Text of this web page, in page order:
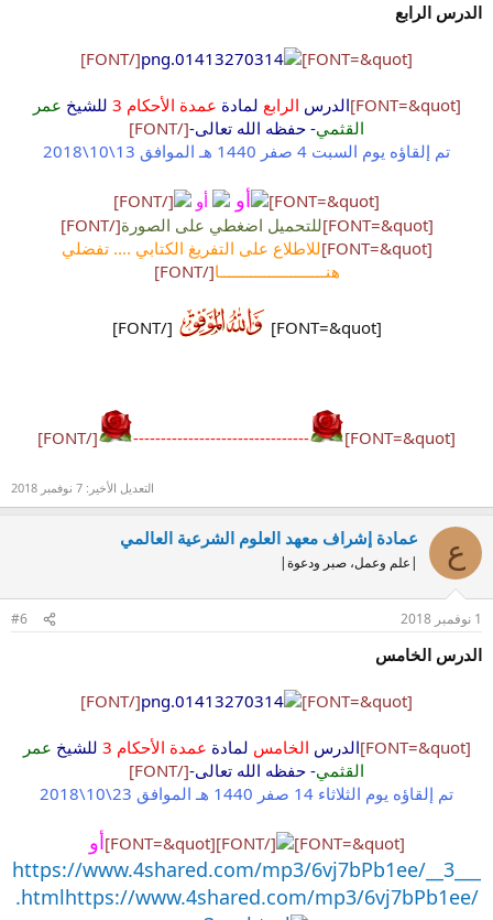
الدرس الرابع
[FONT=&quot]
[/FONT]
[FONT=&quot] الدرس الرابع لمادة عمدة الأحكام 3 للشيخ عمر
القثمي- حفظه الله تعالى-[/FONT]
تم إلقاؤه يوم السبت 4 صفر 1440 هـ الموافق 13\10\2018
[FONT=&quot] أو أو
[/FONT]
[FONT=&quot]
للتحميل اضغطي على الصورة[/FONT]
[FONT=&quot]
للاطلاع على التفريغ الكتابي .... تفضلي
هنــــــــــــــــــــــــا[/FONT]
[FONT=&quot]
[/FONT]
[FONT=&quot]
--------------------------------
[/FONT]
التعديل الأخير: 7 نوفمبر 2018
ع عمادة إشراف معهد العلوم الشرعية العالمي
|علم وعمل، صبر ودعوة|
1 نوفمبر 2018 #6
الدرس الخامس
[FONT=&quot]
[/FONT]
[FONT=&quot] الدرس الخامس لمادة عمدة الأحكام 3 للشيخ عمر
القثمي- حفظه الله تعالى-[/FONT]
تم إلقاؤه يوم الثلاثاء 14 صفر 1440 هـ الموافق 23\10\2018
[FONT=&quot]
[/FONT]
[FONT=&quot]
أو
https://www.4shared.com/mp3/6vj7bPb1ee/__3___
.htmlhttps://www.4shared.com/mp3/6vj7bPb1ee/